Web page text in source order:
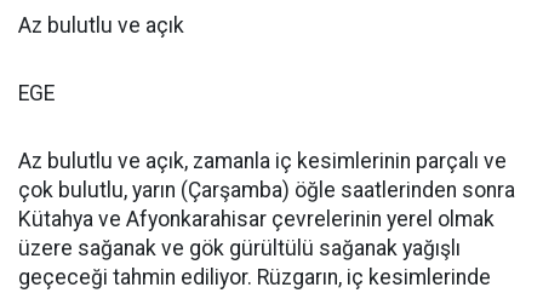
Az bulutlu ve açık
EGE
Az bulutlu ve açık, zamanla iç kesimlerinin parçalı ve
çok bulutlu, yarın (Çarşamba) öğle saatlerinden sonra
Kütahya ve Afyonkarahisar çevrelerinin yerel olmak
üzere sağanak ve gök gürültülü sağanak yağışlı
geçeceği tahmin ediliyor. Rüzgarın, iç kesimlerinde